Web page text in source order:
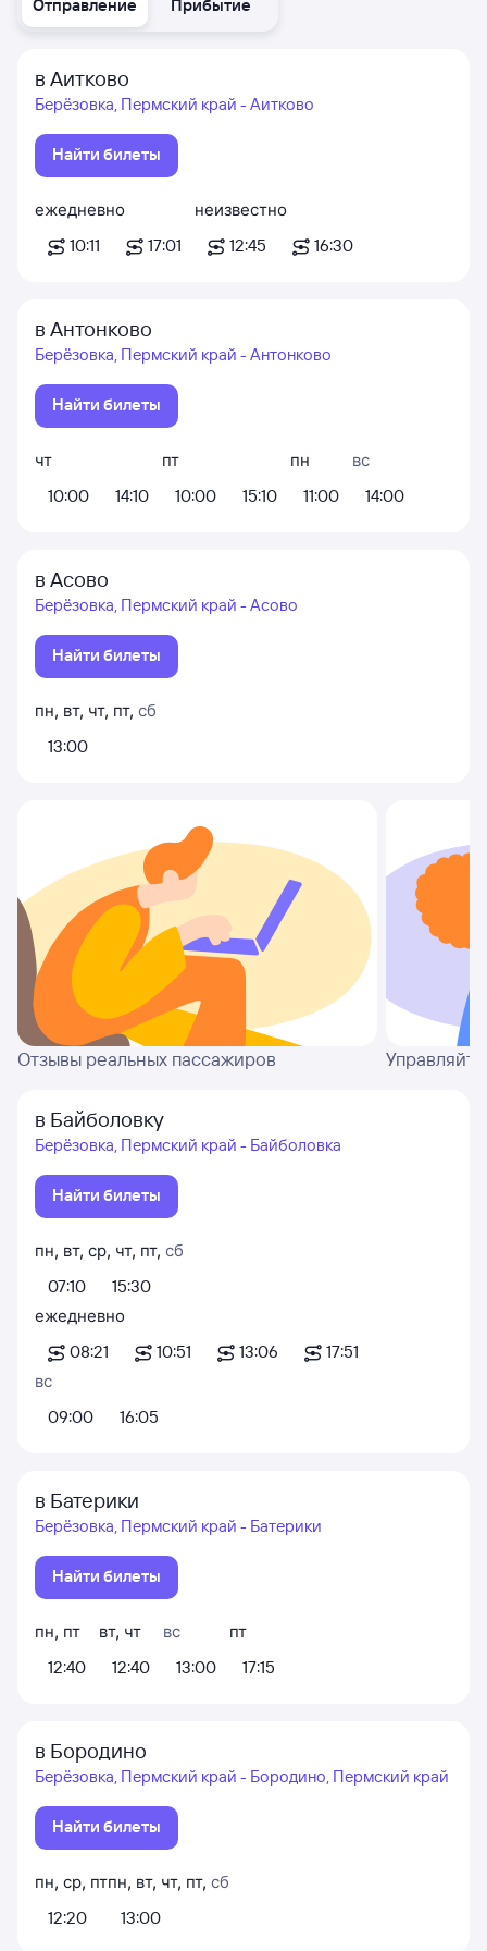
Отправление Прибытие
в Аитково
Берёзовка, Пермский край - Аитково
Найти билеты
ежедневно
10:11
17:01
неизвестно
12:45
16:30
в Антонково
Берёзовка, Пермский край - Антонково
Найти билеты
чт
10:00
14:10
пт
10:00
15:10
пн
11:00
вс
14:00
в Асово
Берёзовка, Пермский край - Асово
Найти билеты
пн, вт, чт, пт, сб
13:00
Отзывы реальных пассажиров
в Байболовку
Берёзовка, Пермский край - Байболовка
Найти билеты
пн, вт, ср, чт, пт, сб
07:10
15:30
ежедневно
08:21
10:51 13:06
17:51
вс
09:00
16:05
в Батерики
Берёзовка, Пермский край - Батерики
Найти билеты
пн, пт
12:40
вт, чт
12:40
вс
13:00
пт
17:15
в Бородино
Берёзовка, Пермский край - Бородино, Пермский край
Найти билеты
пн, ср, пт
12:20
пн, вт, чт, пт, сб
13:00